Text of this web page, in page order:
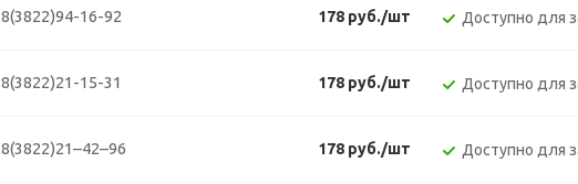
8(3822)94-16-92 178 руб./шт Доступно для
8(3822)21-15-31 178 руб./шт Доступно для
8(3822)21–42–96 178 руб./шт Доступно для